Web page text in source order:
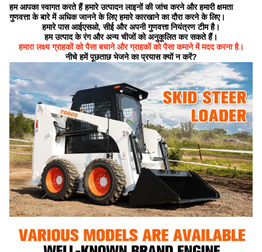
हम आपका स्वागत करते हैं हमारे उत्पादन लाइनों की जांच करने और हमारी क्षमता
गुणवत्ता के बारे में अधिक जानने के लिए हमारे कारखाने का दौरा करने के लिए।
हमारे पास आईएसओ, सीई और अपनी गुणवत्ता नियंत्रण टीम है।
हम उत्पाद के रंग और अन्य चीजों को अनुकूलित कर सकते हैं।
हमारा लक्ष्य ग्राहकों को पैसा बचाने और ग्राहकों को पैसा कमाने में मदद करना है।
नीचे हमें पूछताछ भेजने का प्रयास क्यों न करें?